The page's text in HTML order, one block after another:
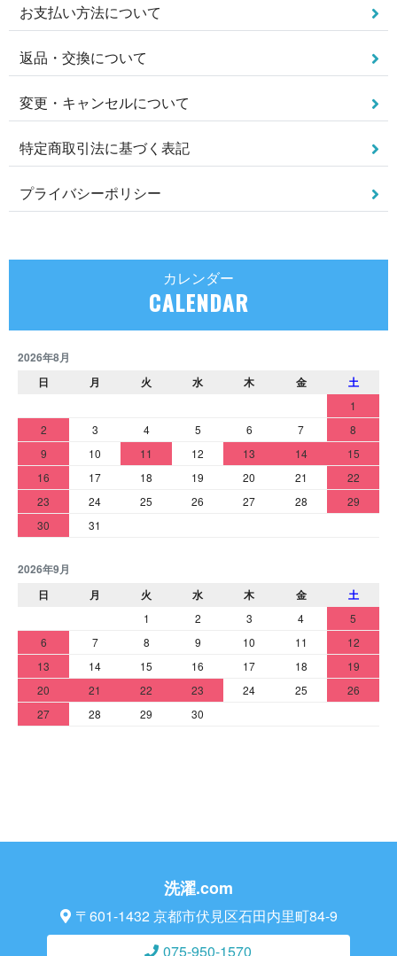
お支払い方法について
返品・交換について
変更・キャンセルについて
特定商取引法に基づく表記
プライバシーポリシー
カレンダー
CALENDAR
2026年8月
日
月 火 水 木 金 土
1
2
3 4 5 6 7
8
9
10 11 12 13 14
15
16
17 18 19 20 21
22
23
24 25 26 27 28
29
30
31
2026年9月
日
月 火 水 木 金 土
1 2 3 4
5
6
7 8 9 10 11
12
13
14 15 16 17 18
19
20
21 22 23 24 25
26
27
28 29 30
洗濯.com
〒601-1432 京都市伏見区石田内里町84-9
075-950-1570